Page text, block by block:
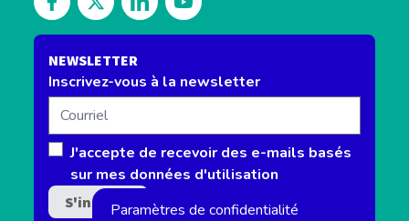
Découvrez notre Facebook
Suivez-nous sur Twitter
Découvrez notre Linkedin
Retrouvez-nous sur notre channel
NEWSLETTER
Inscrivez-vous à la newsletter
Courriel
J'accepte de recevoir des e-mails basés
sur mes données d'utilisation
Paramètres de confidentialité